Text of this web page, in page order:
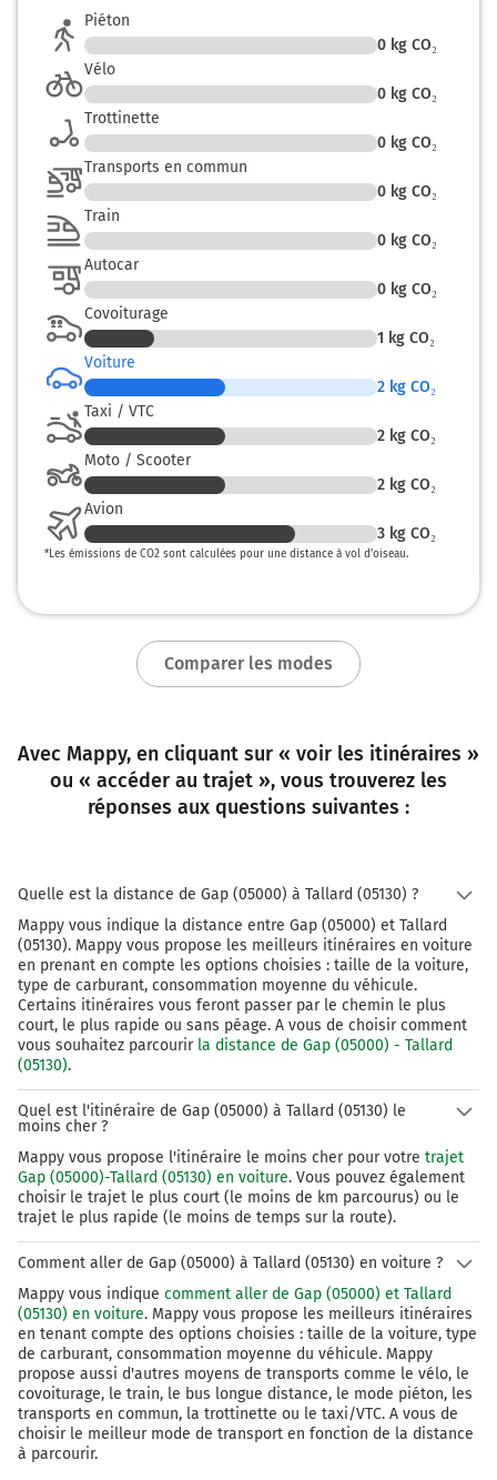
Piéton
0 kg CO₂
Vélo
0 kg CO₂
Trottinette
0 kg CO₂
Transports en commun
0 kg CO₂
Train
0 kg CO₂
Autocar
0 kg CO₂
Covoiturage
1 kg CO₂
Voiture
2 kg CO₂
Taxi / VTC
2 kg CO₂
Moto / Scooter
2 kg CO₂
Avion
3 kg CO₂
*Les émissions de CO2 sont calculées pour une distance à vol d’oiseau.
Comparer les modes
Avec Mappy, en cliquant sur « voir les itinéraires »
ou « accéder au trajet », vous trouverez les
réponses aux questions suivantes :
Quelle est la distance de Gap (05000) à Tallard (05130) ?
Mappy vous indique la distance entre Gap (05000) et Tallard
(05130). Mappy vous propose les meilleurs itinéraires en voiture
en prenant en compte les options choisies : taille de la voiture,
type de carburant, consommation moyenne du véhicule.
Certains itinéraires vous feront passer par le chemin le plus
court, le plus rapide ou sans péage. A vous de choisir comment
vous souhaitez parcourir la distance de Gap (05000) - Tallard
(05130).
Quel est l'itinéraire de Gap (05000) à Tallard (05130) le
moins cher ?
Mappy vous propose l'itinéraire le moins cher pour votre trajet
Gap (05000)-Tallard (05130) en voiture. Vous pouvez également
choisir le trajet le plus court (le moins de km parcourus) ou le
trajet le plus rapide (le moins de temps sur la route).
Comment aller de Gap (05000) à Tallard (05130) en voiture ?
Mappy vous indique comment aller de Gap (05000) et Tallard
(05130) en voiture. Mappy vous propose les meilleurs itinéraires
en tenant compte des options choisies : taille de la voiture, type
de carburant, consommation moyenne du véhicule. Mappy
propose aussi d'autres moyens de transports comme le vélo, le
covoiturage, le train, le bus longue distance, le mode piéton, les
transports en commun, la trottinette ou le taxi/VTC. A vous de
choisir le meilleur mode de transport en fonction de la distance
à parcourir.